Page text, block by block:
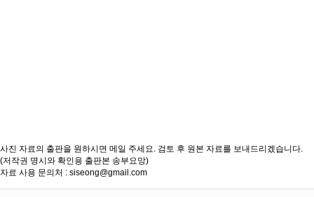
사진 자료의 출판을 원하시면 메일 주세요. 검토 후 원본 자료를 보내드리겠습니다.
(저작권 명시와 확인용 출판본 송부요망)
자료 사용 문의처 : siseong@gmail.com